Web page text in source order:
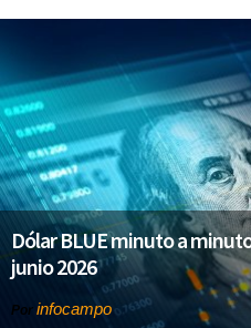
Dólar BLUE minuto a
junio 2026
Por infocampo